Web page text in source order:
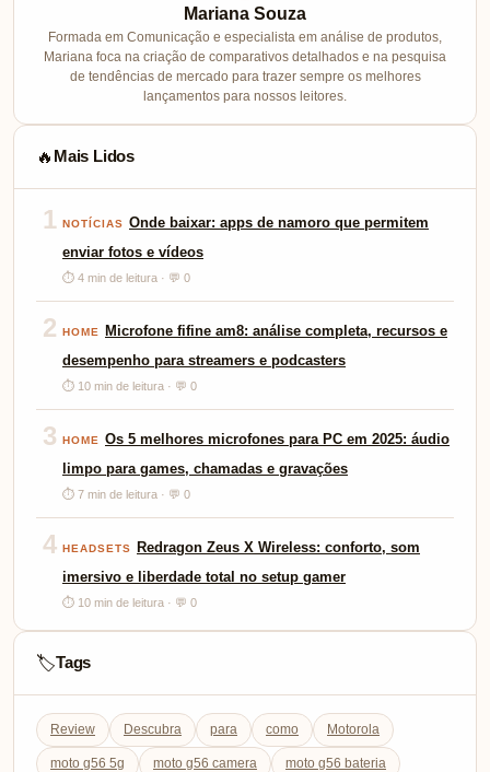
Mariana Souza
Formada em Comunicação e especialista em análise de produtos,
Mariana foca na criação de comparativos detalhados e na pesquisa
de tendências de mercado para trazer sempre os melhores
lançamentos para nossos leitores.
🔥 Mais Lidos
1 NOTÍCIAS Onde baixar: apps de namoro que permitem
enviar fotos e vídeos
⏱ 4 min de leitura · 💬 0
2 HOME
Microfone fifine am8: análise completa, recursos e
desempenho para streamers e podcasters
⏱ 10 min de leitura · 💬 0
3 HOME
Os 5 melhores microfones para PC em 2025: áudio
limpo para games, chamadas e gravações
⏱ 7 min de leitura · 💬 0
4 HEADSETS
Redragon Zeus X Wireless: conforto, som
imersivo e liberdade total no setup gamer
⏱ 10 min de leitura · 💬 0
🏷️Tags
Review Descubra para como Motorola
moto g56 5g moto g56 camera moto g56 bateria